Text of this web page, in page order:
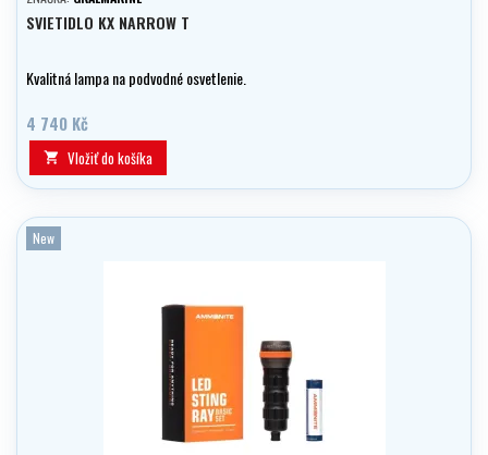
SVIETIDLO KX NARROW T
Kvalitná lampa na podvodné osvetlenie.
4 740 Kč
 Vložiť do košíka
New